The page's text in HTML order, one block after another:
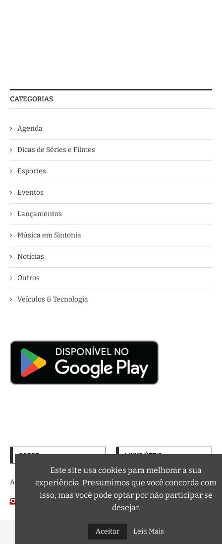
CATEGORIAS
Agenda
Dicas de Séries e Filmes
Esportes
Eventos
Lançamentos
Música em Sintonia
Notícias
Outros
Veículos & Tecnologia
SOBRE
A trilha sonora da sua vida
Email:
LINKS ÚTEIS
Termos de Uso
Política de Privacidade
Podcasts
@2026 – Todos os Direitos Reservados a Curta FM
Este site usa cookies para melhorar a sua
experiência. Presumimos que você concorda com
isso, mas você pode optar por não participar se
desejar.
Aceitar Leia Mais